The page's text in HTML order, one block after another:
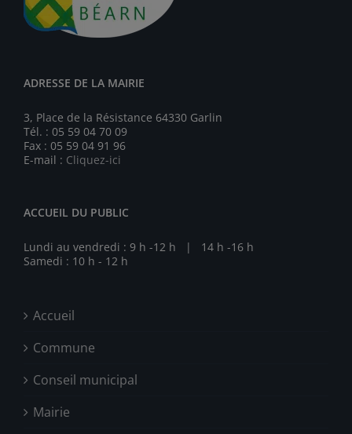
ADRESSE DE LA MAIRIE
3, Place de la Résistance 64330 Garlin
Tél. : 05 59 04 70 09
Fax : 05 59 04 91 96
E-mail : Cliquez-ici
ACCUEIL DU PUBLIC
Lundi au vendredi : 9 h -12 h | 14 h -16 h
Samedi : 10 h - 12 h
Accueil
Commune
Conseil municipal
Mairie